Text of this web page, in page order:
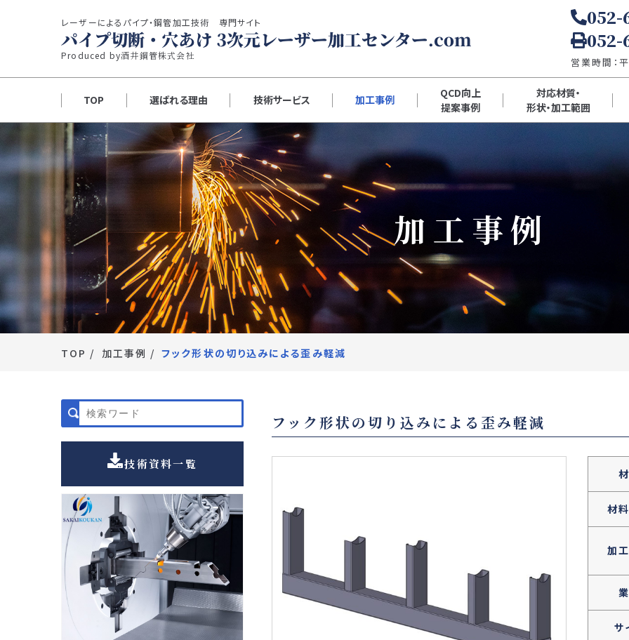
レーザーによるパイプ・鋼管加工技術 専門サイト
Produced by酒井鋼管株式会社
052-
052-
営業時間：
TOP 選ばれる理由 技術サービス 加工事例
QCD向上
提案事例
対応材質・
形状・加工範囲
加工事例
TOP 加工事例 フック形状の切り込みによる歪み軽減
フック形状の切り込みによる歪み軽減
材
加
サ
技術資料一覧